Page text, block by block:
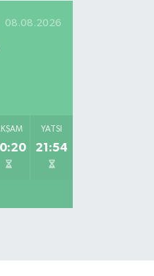
08.08.2026
YATSI
21:54